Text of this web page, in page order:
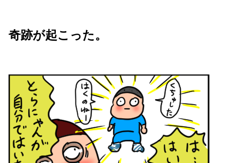
奇跡が起こった。